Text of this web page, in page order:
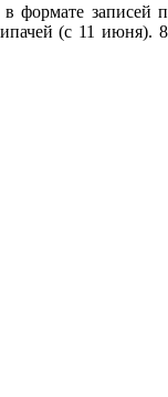
записей
(с 11